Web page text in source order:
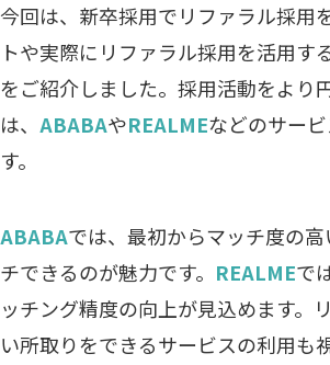
今回は、新卒採用でリファラル採用
トや実際にリファラル採用を活用す
をご紹介しました。採用活動をより
は、 ABABAやREALMEなどのサー
す。
ABABAでは、最初からマッチ度の
チできるのが魅力です。 REALMEで
ッチング精度の向上が見込めます。
い所取りをできるサービスの利用も